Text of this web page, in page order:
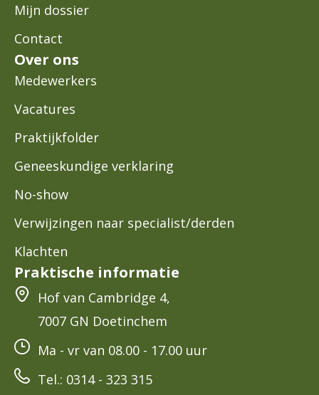
Mijn dossier
Contact
Over ons
Medewerkers
Vacatures
Praktijkfolder
Geneeskundige verklaring
No-show
Verwijzingen naar specialist/derden
Klachten
Praktische informatie
Hof van Cambridge 4,
7007 GN Doetinchem
Ma - vr van 08.00 - 17.00 uur
Tel.: 0314 - 323 315